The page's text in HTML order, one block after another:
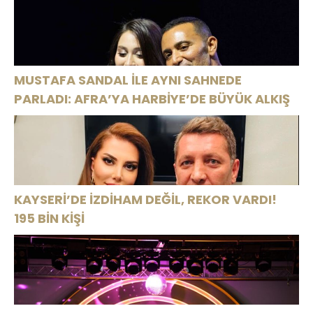
MUSTAFA SANDAL İLE AYNI SAHNEDE
PARLADI: AFRA’YA HARBİYE’DE BÜYÜK ALKIŞ
KAYSERİ’DE İZDİHAM DEĞİL, REKOR VARDI!
195 BİN KİŞİ